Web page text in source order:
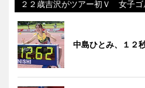
２２歳吉沢がツアー初Ｖ 女子ゴ
中島ひとみ、１２